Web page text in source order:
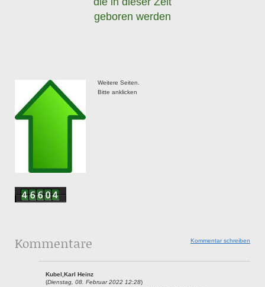
geboren werden
Weitere Seiten.
Bitte anklicken
Kommentar schreiben
Kommentare
Kubel,Karl Heinz
(Dienstag, 08. Februar 2022 12:28)